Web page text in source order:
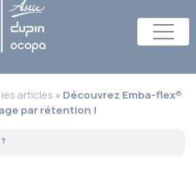
articles » Découvrez Emba-flex®
par rétention !